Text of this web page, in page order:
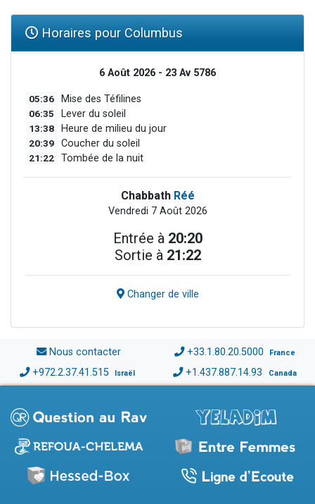
Horaires pour Columbus
6 Août 2026 - 23 Av 5786
05:36 Mise des Téfilines
06:35 Lever du soleil
13:38 Heure de milieu du jour
20:39 Coucher du soleil
21:22 Tombée de la nuit
Chabbath Réé
Vendredi 7 Août 2026
Entrée à 20:20
Sortie à 21:22
Changer de ville
Nous contacter +33.1.80.20.5000 France
+972.2.37.41.515 Israël +1.437.887.14.93 Canada